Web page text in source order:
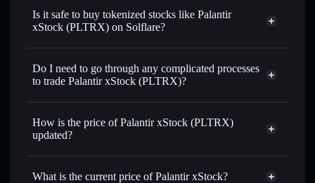
Is it safe to buy tokenized stocks like Palantir
xStock (PLTRX) on Solflare?
1:1 backed,
Do I need to go through any complicated processes
to trade Palantir xStock (PLTRX)?
How is the price of Palantir xStock (PLTRX)
updated?
Palantir xStock
What is the current price of Palantir xStock?